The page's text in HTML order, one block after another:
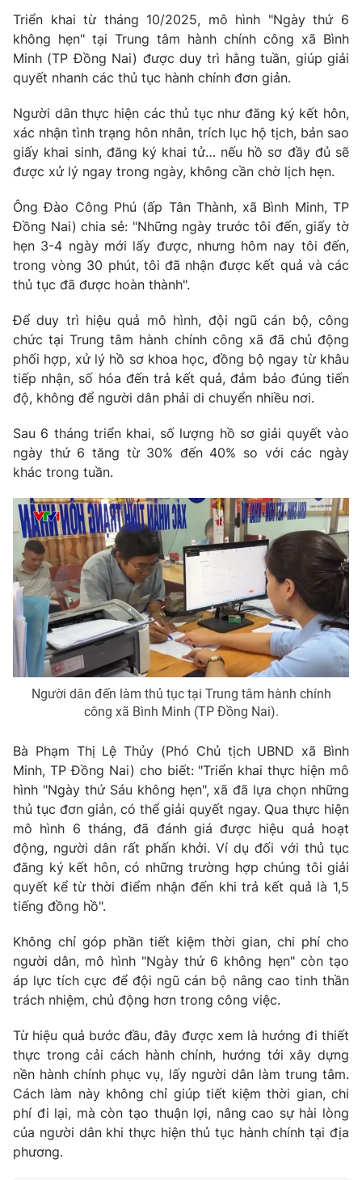
Câu chuyện quốc tế
Thị trường
Góc doanh nghiệp
Dữ liệu và đời sống
Truyền hình
Hậu trường
Nhân vật
Khán giả
Giải sao mai
Giải trí
Điện ảnh
Âm nhạc
Sao
Đời sống
Làm đẹp
Chất lượng cuộc sống
Giáo dục
Tuyển sinh
Học trực tuyến
Công nghệ
Hitech Công nghệ tương lai
Sản phẩm
Thị trường
Tư vấn
Lịch phát sóng
Chuyên mục khác
Emagazine Podcast
Photo
Video Shorts video
VTV Money VTV Thể thao
VTV Sức khoẻ Bất động sản
Thị trường 24h Tấm lòng Việt
Vươn mình bằng AI
VTV9 VTV8
Liên hệ tòa soạn English
THỜI BÁO VTV
Theo dõi báo trên
Cơ quan báo chí:Thời báo VTV
Giấy phép hoạt động báo in và báo điện tử số 483/GP-BTTTT
cấp ngày 29/12/2023
Tổng Biên tập:Vũ Thanh Thủy
Phó Tổng Biên tập:Nguyễn Thị Mỹ Hạnh, Phạm Quốc Thắng,
Nguyễn Trọng Ninh
Triển khai từ tháng 10/2025, mô hình "Ngày thứ 6
không hẹn" tại Trung tâm hành chính công xã Bình
Minh (TP Đồng Nai) được duy trì hằng tuần, giúp giải
quyết nhanh các thủ tục hành chính đơn giản.
Người dân thực hiện các thủ tục như đăng ký kết hôn,
xác nhận tình trạng hôn nhân, trích lục hộ tịch, bản sao
giấy khai sinh, đăng ký khai tử… nếu hồ sơ đầy đủ sẽ
được xử lý ngay trong ngày, không cần chờ lịch hẹn.
Ông Đào Công Phú (ấp Tân Thành, xã Bình Minh, TP
Đồng Nai) chia sẻ: "Những ngày trước tôi đến, giấy tờ
hẹn 3-4 ngày mới lấy được, nhưng hôm nay tôi đến,
trong vòng 30 phút, tôi đã nhận được kết quả và các
thủ tục đã được hoàn thành".
Để duy trì hiệu quả mô hình, đội ngũ cán bộ, công
chức tại Trung tâm hành chính công xã đã chủ động
phối hợp, xử lý hồ sơ khoa học, đồng bộ ngay từ khâu
tiếp nhận, số hóa đến trả kết quả, đảm bảo đúng tiến
độ, không để người dân phải di chuyển nhiều nơi.
Sau 6 tháng triển khai, số lượng hồ sơ giải quyết vào
ngày thứ 6 tăng từ 30% đến 40% so với các ngày
khác trong tuần.
Người dân đến làm thủ tục tại Trung tâm hành chính
công xã Bình Minh (TP Đồng Nai).
Bà Phạm Thị Lệ Thủy (Phó Chủ tịch UBND xã Bình
Minh, TP Đồng Nai) cho biết: "Triển khai thực hiện mô
hình "Ngày thứ Sáu không hẹn", xã đã lựa chọn những
thủ tục đơn giản, có thể giải quyết ngay. Qua thực hiện
mô hình 6 tháng, đã đánh giá được hiệu quả hoạt
động, người dân rất phấn khởi. Ví dụ đối với thủ tục
đăng ký kết hôn, có những trường hợp chúng tôi giải
quyết kể từ thời điểm nhận đến khi trả kết quả là 1,5
tiếng đồng hồ".
Không chỉ góp phần tiết kiệm thời gian, chi phí cho
người dân, mô hình "Ngày thứ 6 không hẹn" còn tạo
áp lực tích cực để đội ngũ cán bộ nâng cao tinh thần
trách nhiệm, chủ động hơn trong công việc.
Từ hiệu quả bước đầu, đây được xem là hướng đi thiết
thực trong cải cách hành chính, hướng tới xây dựng
nền hành chính phục vụ, lấy người dân làm trung tâm.
Cách làm này không chỉ giúp tiết kiệm thời gian, chi
phí đi lại, mà còn tạo thuận lợi, nâng cao sự hài lòng
của người dân khi thực hiện thủ tục hành chính tại địa
phương.